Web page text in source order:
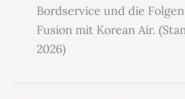
Bordservice und die
Fusion mit Korean Air.
2026)